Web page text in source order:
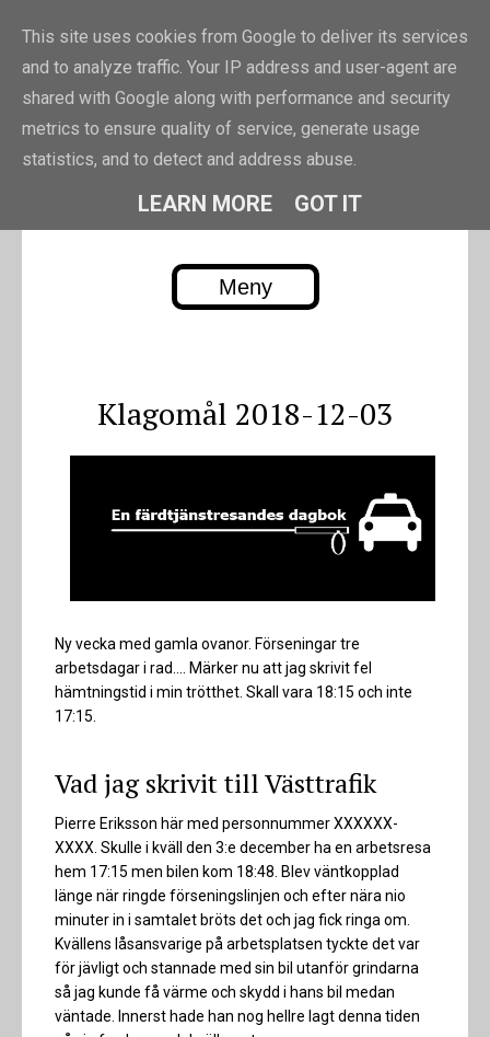
PIRRE.EU
Pierre Erikssons blogg
Meny
Klagomål 2018-12-03
Ny vecka med gamla ovanor. Förseningar tre
arbetsdagar i rad.... Märker nu att jag skrivit fel
hämtningstid i min trötthet. Skall vara 18:15 och inte
17:15.
Vad jag skrivit till Västtrafik
Pierre Eriksson här med personnummer XXXXXX-
XXXX. Skulle i kväll den 3:e december ha en arbetsresa
hem 17:15 men bilen kom 18:48. Blev väntkopplad
länge när ringde förseningslinjen och efter nära nio
minuter in i samtalet bröts det och jag fick ringa om.
Kvällens låsansvarige på arbetsplatsen tyckte det var
för jävligt och stannade med sin bil utanför grindarna
så jag kunde få värme och skydd i hans bil medan
väntade. Innerst hade han nog hellre lagt denna tiden
This site uses cookies from Google to deliver its services
and to analyze traffic. Your IP address and user-agent are
shared with Google along with performance and security
metrics to ensure quality of service, generate usage
statistics, and to detect and address abuse.
LEARN MORE GOT IT